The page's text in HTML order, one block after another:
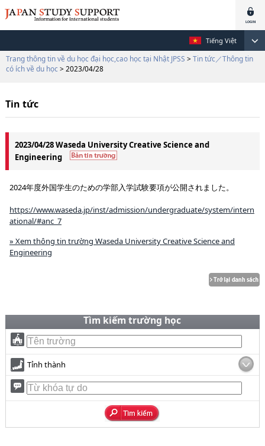
Tiếng Việt
Trang thông tin về du học đại học,cao học tại Nhật JPSS > Tin tức／Thông tin
có ích về du học > 2023/04/28
Tin tức
2023/04/28 Waseda University Creative Science and
Engineering
2024年度外国学生のための学部入学試験要項が公開されました。
https://www.waseda.jp/inst/admission/undergraduate/system/intern
ational/#anc_7
» Xem thông tin trường Waseda University Creative Science and
Engineering
Tìm kiếm trường học
Tỉnh thành